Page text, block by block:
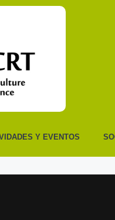
Y EVENTOS